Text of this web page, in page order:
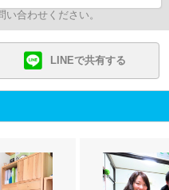
合わせください。
LINEで共有する